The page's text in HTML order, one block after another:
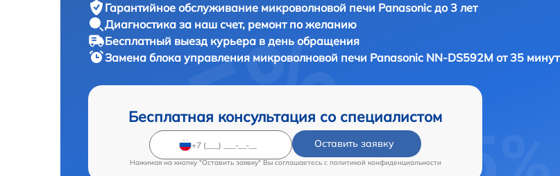
Гарантийное обслуживание микроволновой печи Panasonic до 3 лет
Диагностика за наш счет, ремонт по желанию
Бесплатный выезд курьера в день обращения
Замена блока управления микроволновой печи Panasonic NN-DS592M от 35 минут
Бесплатная консультация со специалистом
Оставить заявку
Нажимая на кнопку "Оставить заявку" Вы соглашаетесь c политикой конфиденциальности